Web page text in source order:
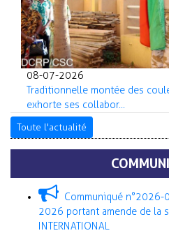
08-07-2026
Traditionnelle montée des
exhorte ses collabor...
Toute l'actualité
Communiqué
2026 portant amende de la
INTERNATIONAL